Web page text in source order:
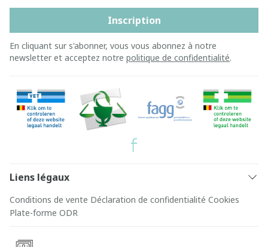
Inscription
En cliquant sur s'abonner, vous vous abonnez à notre
newsletter et acceptez notre politique de confidentialité.
Liens légaux
Conditions de vente Déclaration de confidentialité Cookies
Plate-forme ODR